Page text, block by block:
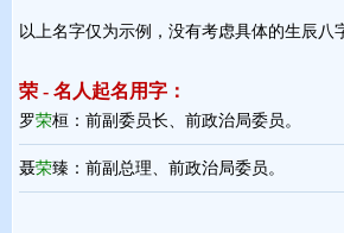
以上名字仅为示例，没有考虑具体的生辰
荣 - 名人起名用字：
罗荣桓：前副委员长、前政治局委员。
聂荣臻：前副总理、前政治局委员。